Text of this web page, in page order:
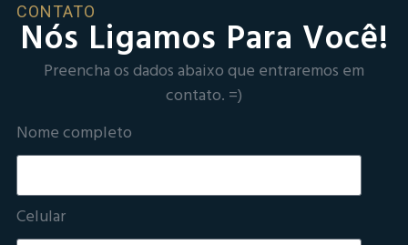
CONTATO
Nós Ligamos Para Você!
Preencha os dados abaixo que entraremos em
contato. =)
Nome completo
Celular